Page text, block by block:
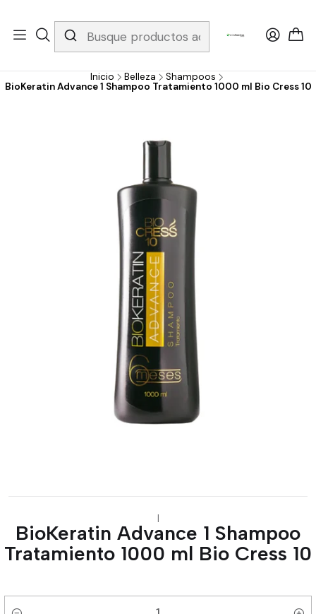
Whatsapp 3229079958/ Fijo 6019251796 / Envios a todo el país y
gratis apartir de 199.000!
Inicio Belleza
Shampoos
BioKeratin Advance 1 Shampoo Tratamiento 1000 ml Bio Cress 10
|
BioKeratin Advance 1 Shampoo
Tratamiento 1000 ml Bio Cress 10